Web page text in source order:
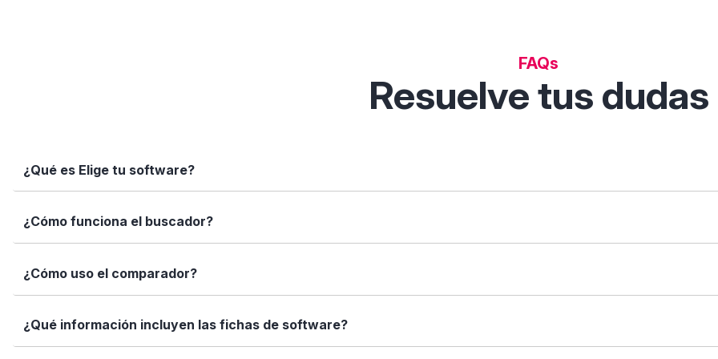
FAQs
Resuelve tus dudas
¿Qué es Elige tu software?
Elige tu software es una plataforma independiente que te permite descubrir, comparar y analizar soluciones digitales
informadas con datos reales, fichas completas y herramientas de filtrado inteligentes.
¿Cómo funciona el buscador?
Simplemente escribe el nombre del software, una función que necesites ("gestión de clientes") o tu sector
encajan con tus necesidades.
¿Cómo uso el comparador?
Marca los softwares que te interesan y haz clic en "Comparar". Verás una tabla con sus características enfrentadas:
Así puedes ver de forma rápida cuál se adapta mejor a tu caso.
¿Qué información incluyen las fichas de software?